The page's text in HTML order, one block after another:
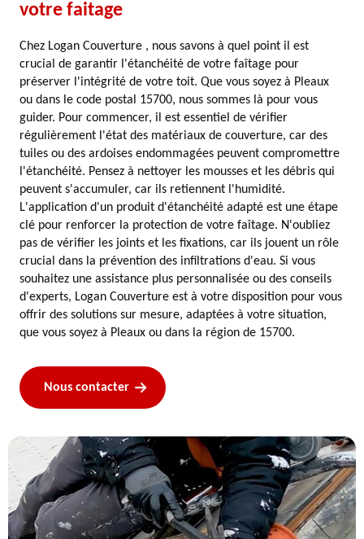
votre faitage
Chez Logan Couverture , nous savons à quel point il est
crucial de garantir l'étanchéité de votre faîtage pour
préserver l'intégrité de votre toit. Que vous soyez à Pleaux
ou dans le code postal 15700, nous sommes là pour vous
guider. Pour commencer, il est essentiel de vérifier
régulièrement l'état des matériaux de couverture, car des
tuiles ou des ardoises endommagées peuvent compromettre
l'étanchéité. Pensez à nettoyer les mousses et les débris qui
peuvent s'accumuler, car ils retiennent l'humidité.
L'application d'un produit d'étanchéité adapté est une étape
clé pour renforcer la protection de votre faîtage. N'oubliez
pas de vérifier les joints et les fixations, car ils jouent un rôle
crucial dans la prévention des infiltrations d'eau. Si vous
souhaitez une assistance plus personnalisée ou des conseils
d'experts, Logan Couverture est à votre disposition pour vous
offrir des solutions sur mesure, adaptées à votre situation,
que vous soyez à Pleaux ou dans la région de 15700.
Nous contacter